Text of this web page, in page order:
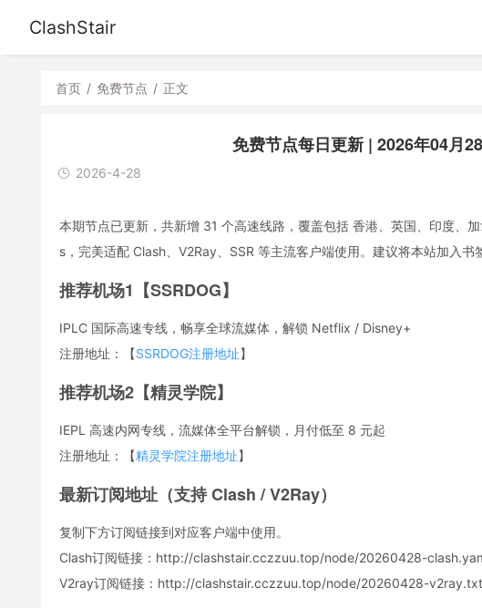
ClashStair
首页 / 免费节点 / 正文
免费节点每日更新 | 2026年04月
2026-4-28
本期节点已更新，共新增 31 个高速线路，覆盖包括 香港、英国、印度、
s，完美适配 Clash、V2Ray、SSR 等主流客户端使用。建议将本站加入书
推荐机场1【SSRDOG】
IPLC 国际高速专线，畅享全球流媒体，解锁 Netflix / Disney+
注册地址：【SSRDOG注册地址】
推荐机场2【精灵学院】
IEPL 高速内网专线，流媒体全平台解锁，月付低至 8 元起
注册地址：【精灵学院注册地址】
最新订阅地址（支持 Clash / V2Ray）
复制下方订阅链接到对应客户端中使用。
Clash订阅链接：http://clashstair.cczzuu.top/node/20260428-
V2ray订阅链接：http://clashstair.cczzuu.top/node/20260428-v2ray.txt